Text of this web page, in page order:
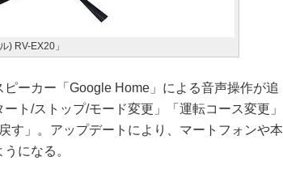
) RV-EX20」
ーカー「Google Home」による音声操作が追
ト/ストップ/モード変更」「運転コース変更」
す」。アップデートにより、マートフォンや本
になる。